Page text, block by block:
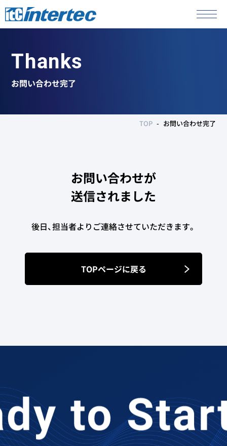
Thanks
お問い合わせ完了
TOP お問い合わせ完了
お問い合わせが
送信されました
後日、担当者よりご連絡させていただきます。
TOPページに戻る